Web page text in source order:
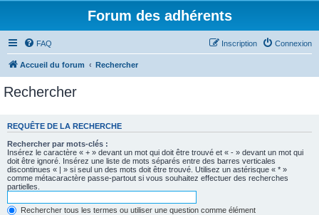
Forum des adhérents
FAQ Connexion
Inscription
Accueil du forum Rechercher
Rechercher
REQUÊTE DE LA RECHERCHE
Rechercher par mots-clés :
Insérez le caractère « + » devant un mot qui doit être trouvé et « - » devant un mot qui
doit être ignoré. Insérez une liste de mots séparés entre des barres verticales
discontinues « | » si seul un des mots doit être trouvé. Utilisez un astérisque « * »
comme métacaractère passe-partout si vous souhaitez effectuer des recherches
partielles.
Rechercher tous les termes ou utiliser une question comme élément